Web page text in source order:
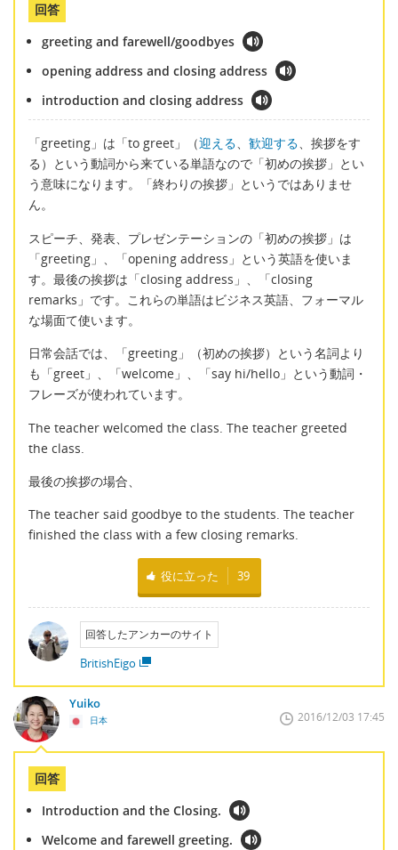
回答
greeting and farewell/goodbyes
opening address and closing address
introduction and closing address
「greeting」は「to greet」（迎える、 歓迎する、挨拶をす
る）という動詞から来ている単語なので「初めの挨拶」とい
う意味になります。「終わりの挨拶」というではありませ
ん。
スピーチ、発表、プレゼンテーションの「初めの挨拶」は
「greeting」、「opening address」という英語を使いま
す。最後の挨拶は「closing address」、「closing
remarks」です。これらの単語はビジネス英語、フォーマル
な場面て使います。
日常会話では、「greeting」（初めの挨拶）という名詞より
も「greet」、「welcome」、「say hi/hello」という動詞・
フレーズが使われています。
The teacher welcomed the class. The teacher greeted
the class.
最後の挨拶の場合、
The teacher said goodbye to the students. The teacher
finished the class with a few closing remarks.
役に立った 39
回答したアンカーのサイト
BritishEigo
Yuiko
日本 2016/12/03 17:45
回答
Introduction and the Closing.
Welcome and farewell greeting.